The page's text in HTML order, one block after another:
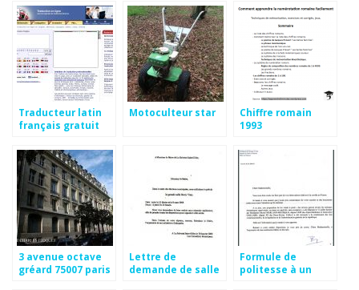
Traducteur latin
français gratuit
Motoculteur star
Chiffre romain
1993
3 avenue octave
gréard 75007 paris
Lettre de
demande de salle
Formule de
politesse à un